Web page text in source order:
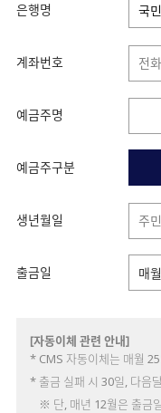
은행명
계좌번호
예금주명
예금주구분
생년월일
출금일
[자동이체 관련 안내]
* CMS 자동이체는 매월
* 출금 실패 시 30일, 다음
※ 단, 매년 12월은 출금